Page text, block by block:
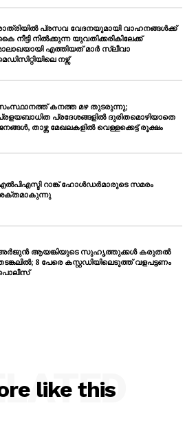
പ്രസവ വേദനയുമായി വാഹനങ്ങൾക്ക്
നീട്ടി നിൽക്കുന്ന യുവതിക്കരികിലേക്ക്
എത്തിയത് മാർ സ്ലീവാ
നഴ്സ്
കനത്ത മഴ തുടരുന്നു;
പ്രദേശങ്ങളിൽ ദുരിതമൊഴിയാതെ
താഴ്ന്ന മേഖലകളിൽ വെള്ളക്കെട്ട് രൂക്ഷം
റാങ്ക് ഹോൾഡർമാരുടെ സമരം
ആയങ്കിയുടെ സുഹൃത്തുക്കൾ കരുതൽ
8 പേരെ കസ്റ്റഡിയിലെടുത്ത് വളപട്ടണം
like this